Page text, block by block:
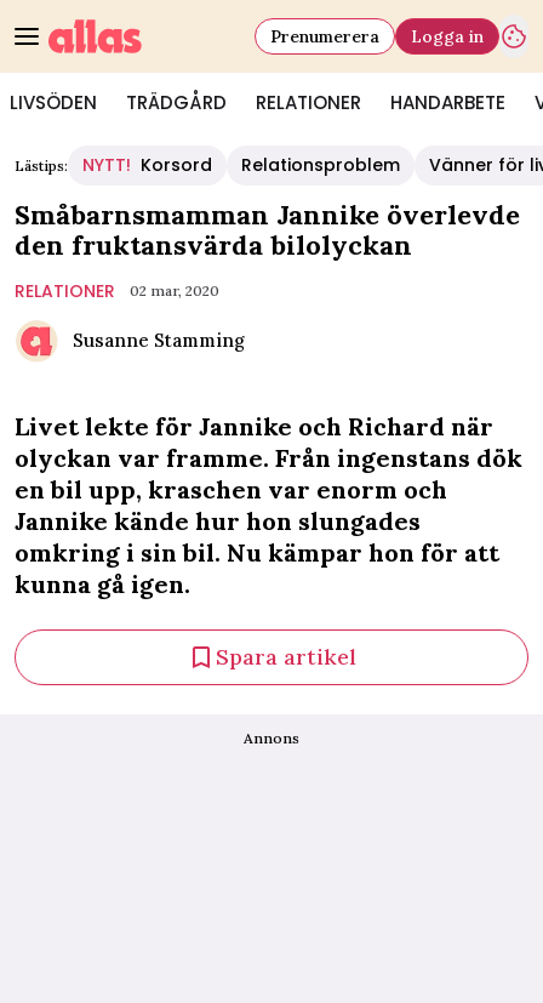
LIVSÖDEN TRÄDGÅRD RELATIONER HANDARBETE
Prenumerera Logga in
Lästips: NYTT! Korsord Relationsproblem Vänner för
Småbarnsmamman Jannike överlevde
den fruktansvärda bilolyckan
RELATIONER 02 mar, 2020
Susanne Stamming
Livet lekte för Jannike och Richard när
olyckan var framme. Från ingenstans dök
en bil upp, kraschen var enorm och
Jannike kände hur hon slungades
omkring i sin bil. Nu kämpar hon för att
kunna gå igen.
Spara artikel
Annons